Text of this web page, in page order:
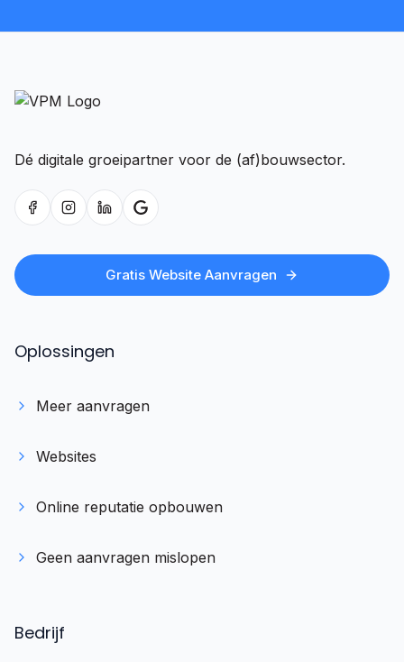
Dé digitale groeipartner voor de (af)bouwsector.
Gratis Website Aanvragen
Oplossingen
Meer aanvragen
Websites
Online reputatie opbouwen
Geen aanvragen mislopen
Bedrijf